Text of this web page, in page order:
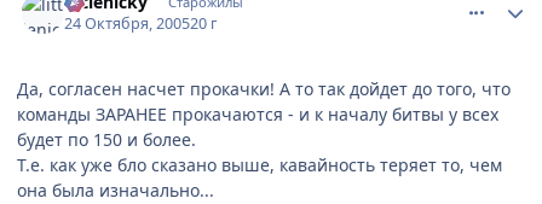
24 Октября, 200520 г
Да, согласен насчет прокачки! А то так дойдет до того, что
команды ЗАРАНЕЕ прокачаются - и к началу битвы у всех
будет по 150 и более.
Т.е. как уже бло сказано выше, кавайность теряет то, чем
она была изначально...